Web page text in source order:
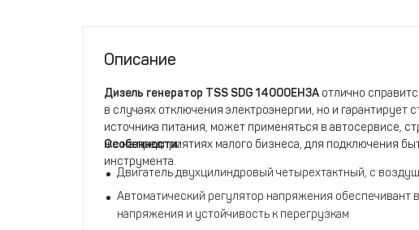
Описание
Дизель генератор TSS SDG 14000EH3A отлично
в случаях отключения электроэнергии, но и гарантирует
источника питания, может применяться в автосервисе,
же на предприятиях малого бизнеса, для подключения
инструмента.
Особенности:
Двигатель двухцилиндровый четырехтактный, с
Автоматический регулятор напряжения обеспечивант
напряжения и устойчивость к перегрузкам